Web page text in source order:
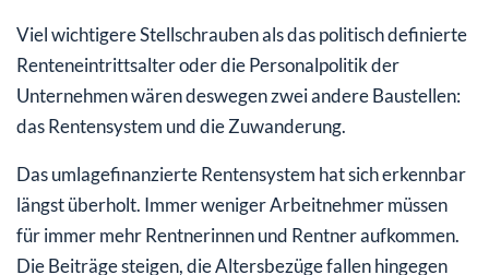
Viel wichtigere Stellschrauben als das politisch definierte
Renteneintrittsalter oder die Personalpolitik der
Unternehmen wären deswegen zwei andere Baustellen:
das Rentensystem und die Zuwanderung.
Das umlagefinanzierte Rentensystem hat sich erkennbar
längst überholt. Immer weniger Arbeitnehmer müssen
für immer mehr Rentnerinnen und Rentner aufkommen.
Die Beiträge steigen, die Altersbezüge fallen hingegen